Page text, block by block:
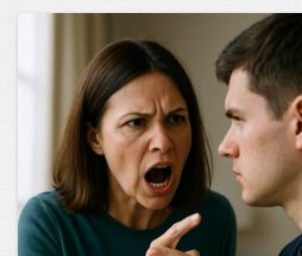
позитива!12:5807 апр 2026